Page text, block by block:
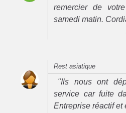
remercier de
samedi matin.
Rest asiatique
"Ils nous ont
service car fuite
Entreprise réactif et